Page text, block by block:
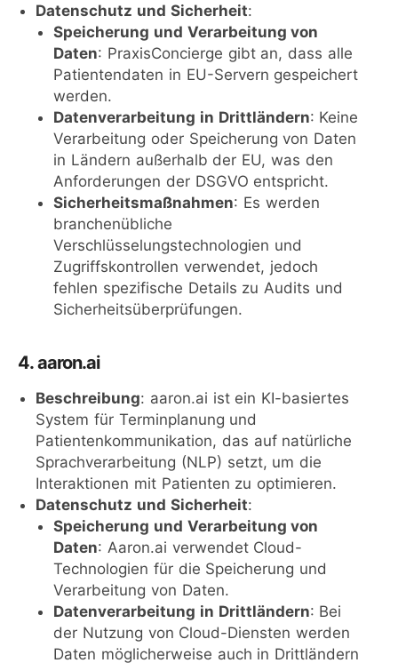
Datenschutz und Sicherheit:
Speicherung und Verarbeitung von
Daten: PraxisConcierge gibt an, dass alle
Patientendaten in EU-Servern gespeichert
werden.
Datenverarbeitung in Drittländern: Keine
Verarbeitung oder Speicherung von Daten
in Ländern außerhalb der EU, was den
Anforderungen der DSGVO entspricht.
Sicherheitsmaßnahmen: Es werden
branchenübliche
Verschlüsselungstechnologien und
Zugriffskontrollen verwendet, jedoch
fehlen spezifische Details zu Audits und
Sicherheitsüberprüfungen.
4. aaron.ai
Beschreibung: aaron.ai ist ein KI-basiertes
System für Terminplanung und
Patientenkommunikation, das auf natürliche
Sprachverarbeitung (NLP) setzt, um die
Interaktionen mit Patienten zu optimieren.
Datenschutz und Sicherheit:
Speicherung und Verarbeitung von
Daten: Aaron.ai verwendet Cloud-
Technologien für die Speicherung und
Verarbeitung von Daten.
Datenverarbeitung in Drittländern: Bei
der Nutzung von Cloud-Diensten werden
Daten möglicherweise auch in Drittländern